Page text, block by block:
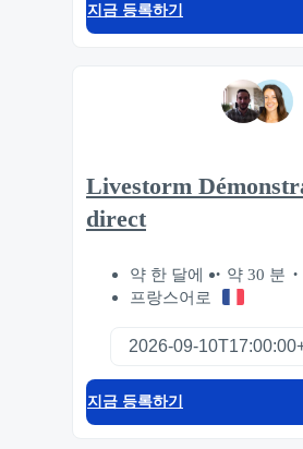
지금 등록하기
Livestorm
direct
약 한 달에
약 30 분
프랑스어로
지금 등록하기